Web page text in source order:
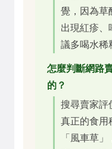
覺，因為草
出現紅疹、
議多喝水稀
怎麼判斷網路
的？
搜尋賣家評
真正的食用
「風車草